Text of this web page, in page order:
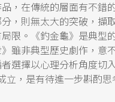
，在傳統的層面有不錯
，則無太大的突破，擷
限。《釣金龜》是典型
雖非典型歷史劇作，意
選擇以心理分析角度切
立，是有待進一步斟酌思